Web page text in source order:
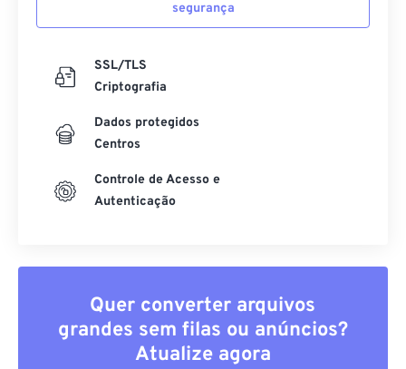
segurança
SSL/TLS
Criptografia
Dados protegidos
Centros
Controle de Acesso e
Autenticação
Quer converter arquivos
grandes sem filas ou anúncios?
Atualize agora